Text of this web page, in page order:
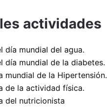
actividades
día mundial del agua.
día mundial de la diabetes.
mundial de la Hipertensión.
de la actividad física.
del nutricionista